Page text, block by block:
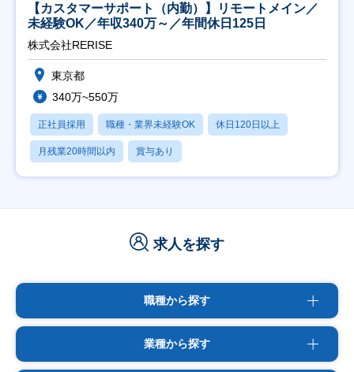
【カスタマーサポート（内勤）】リモートメイン／
未経験OK／年収340万～／年間休日125日
株式会社RERISE
東京都
340万~550万
正社員採用 職種・業界未経験OK 休日120日以上
月残業20時間以内 賞与あり
求人を探す
職種から探す
業種から探す